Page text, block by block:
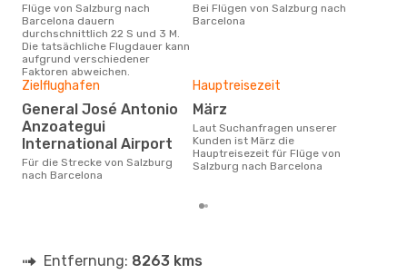
Flüge von Salzburg nach
Barcelona dauern
durchschnittlich 22 S und 3 M.
Die tatsächliche Flugdauer kann
aufgrund verschiedener
Faktoren abweichen.
Bei Flügen von Salzburg nach
Barcelona
Zielflughafen
General José Antonio
Anzoategui
International Airport
Für die Strecke von Salzburg
nach Barcelona
Hauptreisezeit
März
Laut Suchanfragen unserer
Kunden ist März die
Hauptreisezeit für Flüge von
Salzburg nach Barcelona
Entfernung: 8263 kms